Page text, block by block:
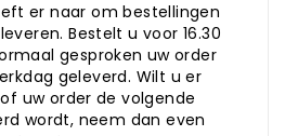
er naar om bestellingen
Bestelt u voor 16.30
gesproken uw order
geleverd. Wilt u er
uw order de volgende
wordt, neem dan even